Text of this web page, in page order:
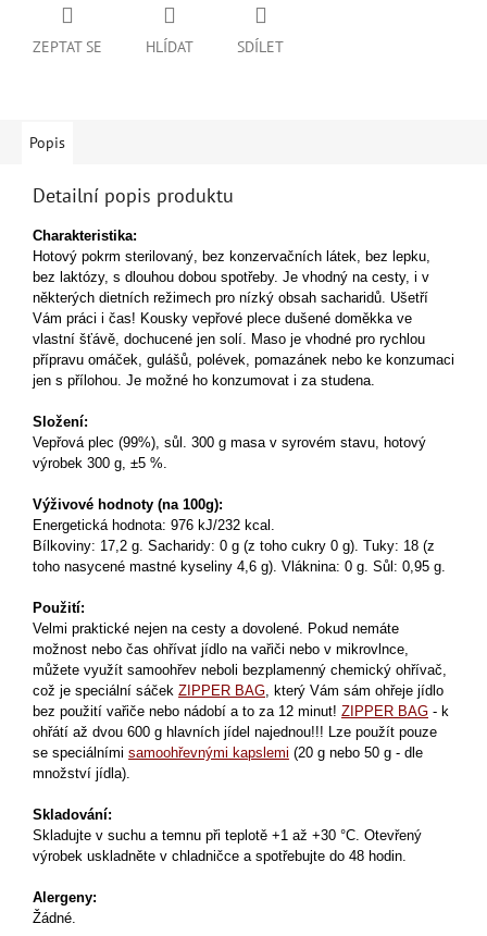
ZEPTAT SE HLÍDAT SDÍLET
Popis
Detailní popis produktu
Charakteristika:
Hotový pokrm sterilovaný, bez konzervačních látek, bez lepku,
bez laktózy, s dlouhou dobou spotřeby. Je vhodný na cesty, i v
některých dietních režimech pro nízký obsah sacharidů. Ušetří
Vám práci i čas! Kousky vepřové plece dušené doměkka ve
vlastní šťávě, dochucené jen solí. Maso je vhodné pro rychlou
přípravu omáček, gulášů, polévek, pomazánek nebo ke konzumaci
jen s přílohou. Je možné ho konzumovat i za studena.
Složení:
Vepřová plec (99%), sůl. 300 g masa v syrovém stavu, hotový
výrobek 300 g, ±5 %.
Výživové hodnoty (na 100g):
Energetická hodnota: 976 kJ/232 kcal.
Bílkoviny: 17,2 g. Sacharidy: 0 g (z toho cukry 0 g). Tuky: 18 (z
toho nasycené mastné kyseliny 4,6 g). Vláknina: 0 g. Sůl: 0,95 g.
Použití:
Velmi praktické nejen na cesty a dovolené. Pokud nemáte
možnost nebo čas ohřívat jídlo na vařiči nebo v mikrovlnce,
můžete využít samoohřev neboli bezplamenný chemický ohřívač,
což je speciální sáček ZIPPER BAG, který Vám sám ohřeje jídlo
bez použití vařiče nebo nádobí a to za 12 minut! ZIPPER BAG - k
ohřátí až dvou 600 g hlavních jídel najednou!!! Lze použít pouze
se speciálními samoohřevnými kapslemi (20 g nebo 50 g - dle
množství jídla).
Skladování:
Skladujte v suchu a temnu při teplotě +1 až +30 °C. Otevřený
výrobek uskladněte v chladničce a spotřebujte do 48 hodin.
Alergeny:
Žádné.